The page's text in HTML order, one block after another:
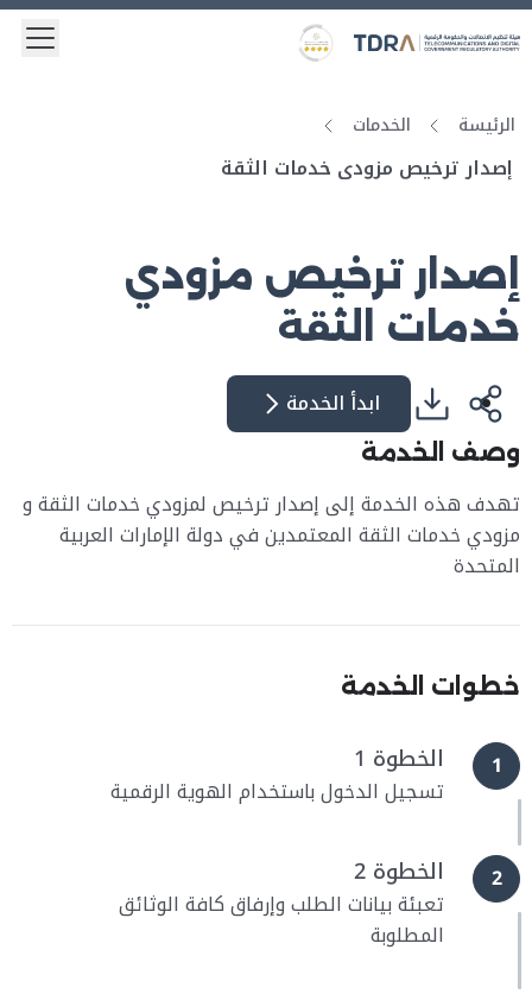
Logo
Gold star Logo
الرئيسة الخدمات
إصدار ترخيص مزودي خدمات الثقة
إصدار ترخيص مزودي
خدمات الثقة
ابدأ الخدمة
وصف الخدمة
تهدف هذه الخدمة إلى إصدار ترخيص لمزودي خدمات الثقة و
مزودي خدمات الثقة المعتمدين في دولة الإمارات العربية
المتحدة
خطوات الخدمة
1 الخطوة 1
تسجيل الدخول باستخدام الهوية الرقمية
2 الخطوة 2
تعبئة بيانات الطلب وإرفاق كافة الوثائق
المطلوبة